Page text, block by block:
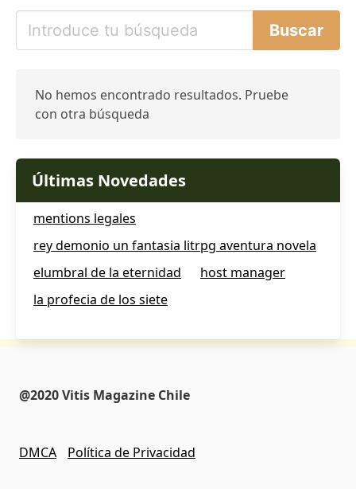
No hemos encontrado resultados. Pruebe
con otra búsqueda
Últimas Novedades
mentions legales
rey demonio un fantasia litrpg aventura novela
elumbral de la eternidad
host manager
la profecia de los siete
@2020 Vitis Magazine Chile
DMCA Política de Privacidad